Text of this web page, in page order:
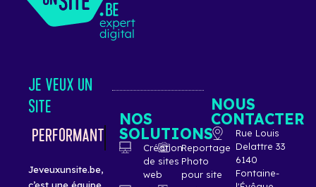
JE VEUX UN
SITE
ÉLÉGANT
Jeveuxunsite.be,
NOS
SOLUTIONS
Création
de sites
web
Reportage
Photo
pour site
NOUS
CONTACTER
Rue Louis
Delattre 33
6140
Fontaine-